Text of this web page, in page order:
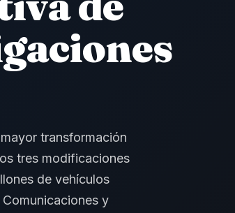
transformación
tres modificaciones
de vehículos
y